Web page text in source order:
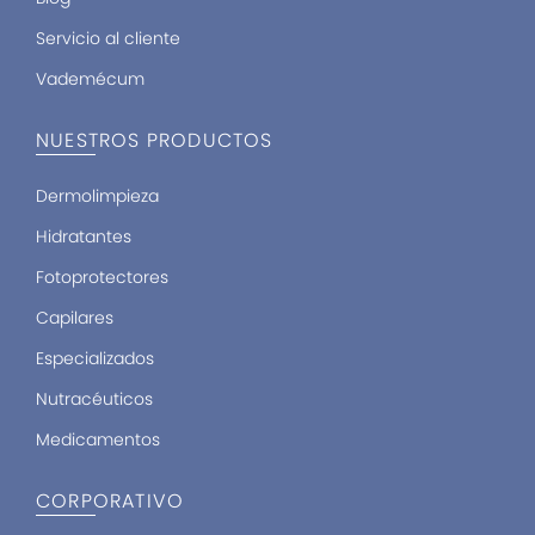
Servicio al cliente
Vademécum
NUESTROS PRODUCTOS
Dermolimpieza
Hidratantes
Fotoprotectores
Capilares
Especializados
Nutracéuticos
Medicamentos
CORPORATIVO